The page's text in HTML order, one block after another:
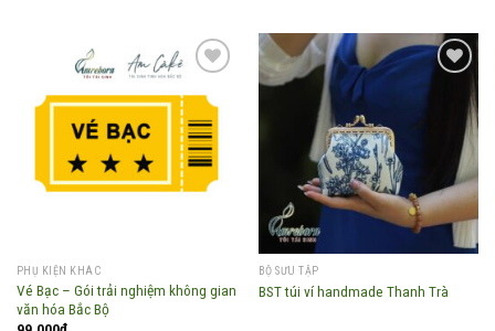
Add to
wishlist
PHỤ KIỆN KHÁC
Vé Bạc – Gói trải nghiệm không gian
văn hóa Bắc Bộ
wishlist
BỘ SƯU TẬP
BST túi ví handmade Thanh Trà